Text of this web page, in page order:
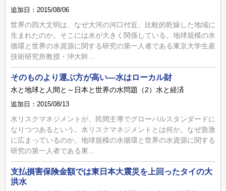
追加日：2015/08/06
世界の四大文明は、なぜ大河の河口付近、比較的乾燥した地域に
生まれたのか。そこには水が大きく関係している。地球規模の水
循環と世界の水資源に関する研究の第一人者である東京大学生産
技術研究所教授・沖大幹...
そのものより運ぶ方が高い―水はローカル財
水と地球と人間と～日本と世界の水問題（2）水と経済
追加日：2015/08/13
水リスクマネジメントが、民間主導でグローバルスタンダードに
なりつつあるという。水リスクマネジメントとは何か。なぜ急激
に広まっているのか。地球規模の水循環と世界の水資源に関する
研究の第一人者である東...
支払損害保険金額では東日本大震災を上回ったタイの大
洪水